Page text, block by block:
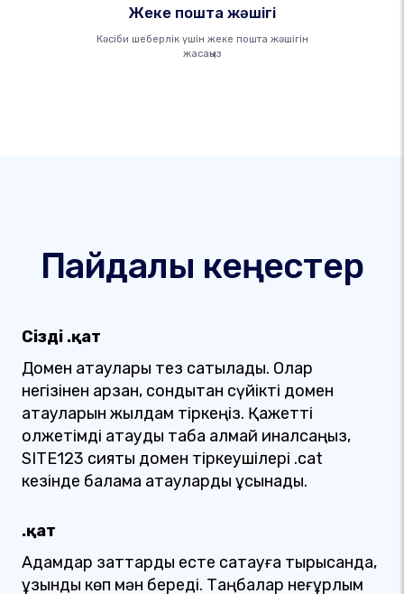
Жеке пошта жәшігі
Кәсіби шеберлік үшін жеке пошта жәшігін
жасаңыз
Пайдалы кеңестер
Сіздің .қат
Домен атаулары тез сатылады. Олар
негізінен арзан, сондықтан сүйікті домен
атауларын жылдам тіркеңіз. Қажетті
қолжетімді атауды таба алмай қиналсаңыз,
SITE123 сияқты домен тіркеушілері .cat
кезінде балама атауларды ұсынады.
.қат
Адамдар заттарды есте сақтауға тырысқанда,
ұзындық көп мән береді. Таңбалар неғұрлым